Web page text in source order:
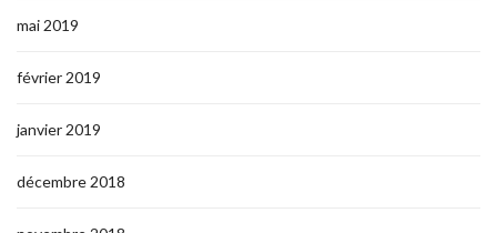
mai 2019
février 2019
janvier 2019
décembre 2018